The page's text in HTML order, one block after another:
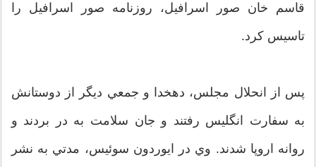
قاسم خان صور اسرافيل، روزنامه صور اسرافيل را
تاسيس كرد.
پس از انحلال مجلس، دهخدا و جمعي ديگر از دوستانش
به سفارت انگليس رفتند و جان سلامت به در بردند و
روانه اروپا شدند. وي در ايوردون سوئيس، مدتي به نشر